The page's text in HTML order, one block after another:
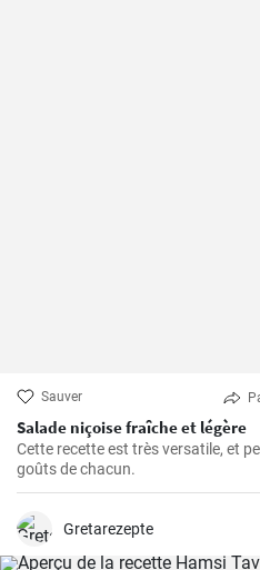
Sauver
Salade niçoise fraîche et légère
Cette recette est très versatile, et
goûts de chacun.
Gretarezepte